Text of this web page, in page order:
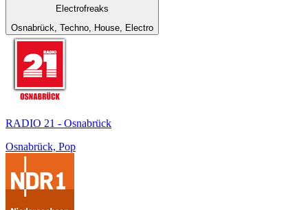
Electrofreaks
Osnabrück, Techno, House, Electro
RADIO 21 - Osnabrück
Osnabrück, Pop